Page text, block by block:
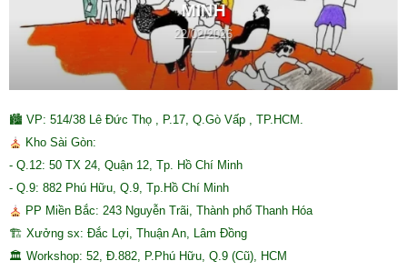
MINH
22/02/2026
🏙 VP: 514/38 Lê Đức Thọ , P.17, Q.Gò Vấp , TP.HCM.
Kho Sài Gòn:
- Q.12: 50 TX 24, Quận 12, Tp. Hồ Chí Minh
- Q.9: 882 Phú Hữu, Q.9, Tp.Hồ Chí Minh
PP Miền Bắc: 243 Nguyễn Trãi, Thành phố Thanh Hóa
🏗 Xưởng sx: Đắc Lợi, Thuận An, Lâm Đồng
🏛 Workshop: 52, Đ.882, P.Phú Hữu, Q.9 (Cũ), HCM